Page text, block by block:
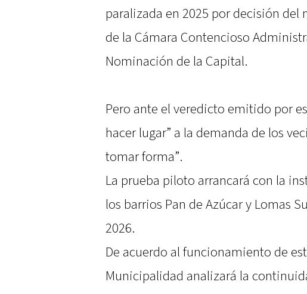
paralizada en 2025 por decisión
de la Cámara Contencioso
Nominación de la Capital.
Pero ante el veredicto emitido por
hacer lugar” a la demanda de los
tomar forma”.
La prueba piloto arrancará con la
los barrios Pan de Azúcar y Lomas
2026.
De acuerdo al funcionamiento de
Municipalidad analizará la